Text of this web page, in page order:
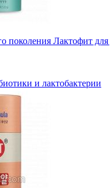
поколения Лактофит
и лактобактерии